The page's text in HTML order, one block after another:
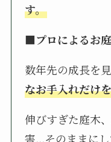
す。
■プロによるお
数年先の成長を
なお手入れだけ
伸びすぎた庭木
害...そのままに